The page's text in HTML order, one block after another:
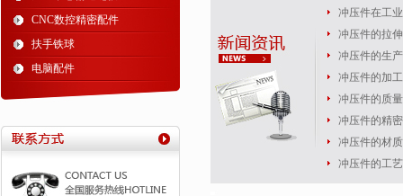
CNC数控精密配件
扶手铁球
电脑配件
冲压件在工
冲压件的拉
冲压件的生
冲压件的加
冲压件的质
冲压件的精
冲压件的材
冲压件的工